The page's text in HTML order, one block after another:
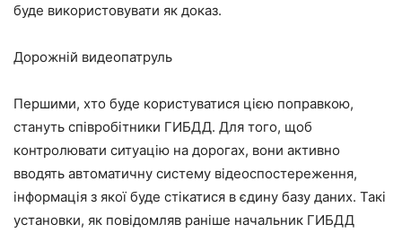
буде використовувати як доказ.
Дорожній видеопатруль
Першими, хто буде користуватися цією поправкою,
стануть співробітники ГИБДД. Для того, щоб
контролювати ситуацію на дорогах, вони активно
вводять автоматичну систему відеоспостереження,
інформація з якої буде стікатися в єдину базу даних. Такі
установки, як повідомляв раніше начальник ГИБДД